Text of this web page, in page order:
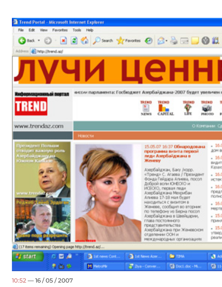
10:52 — 16 / 05 / 2007